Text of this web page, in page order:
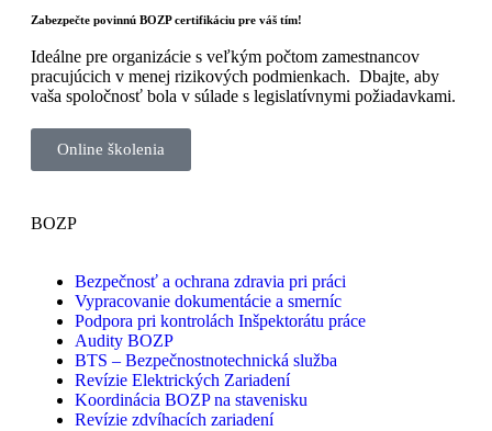
Zabezpečte povinnú BOZP certifikáciu pre váš tím!
Ideálne pre organizácie s veľkým počtom zamestnancov
pracujúcich v menej rizikových podmienkach. Dbajte, aby
vaša spoločnosť bola v súlade s legislatívnymi požiadavkami.
Online školenia
BOZP
Bezpečnosť a ochrana zdravia pri práci
Vypracovanie dokumentácie a smerníc
Podpora pri kontrolách Inšpektorátu práce
Audity BOZP
BTS – Bezpečnostnotechnická služba
Revízie Elektrických Zariadení
Koordinácia BOZP na stavenisku
Revízie zdvíhacích zariadení